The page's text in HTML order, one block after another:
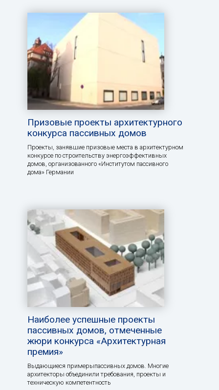
Призовые проекты архитектурного
конкурса пассивных домов
Проекты, занявшие призовые места в архитектурном
конкурсе по строительству энергоэффективных
домов, организованного «Институтом пассивного
дома» Германии
Наиболее успешные проекты
пассивных домов, отмеченные
жюри конкурса «Архитектурная
премия»
Выдающиеся примерыпассивных домов. Многие
архитекторы объединили требования, проекты и
техническую компетентность